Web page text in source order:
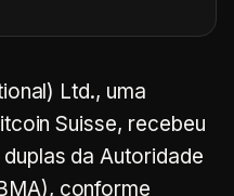
Ltd., uma
Suisse, recebeu
da Autoridade
conforme